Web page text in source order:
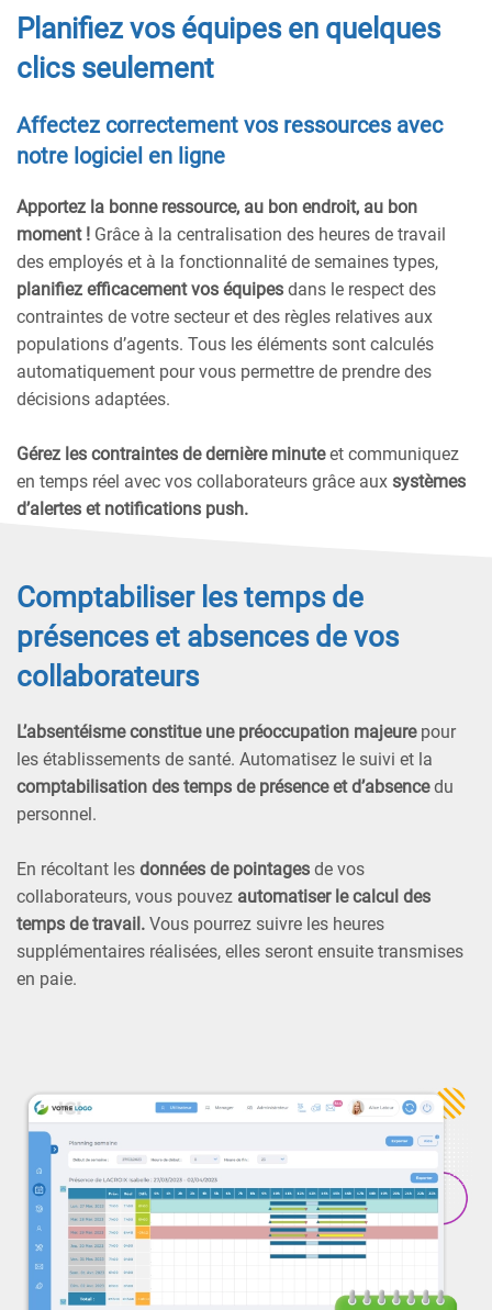
Planifiez vos équipes en quelques
clics seulement
Affectez correctement vos ressources avec
notre logiciel en ligne
Apportez la bonne ressource, au bon endroit, au bon
moment ! Grâce à la centralisation des heures de travail
des employés et à la fonctionnalité de semaines types,
planifiez efficacement vos équipes dans le respect des
contraintes de votre secteur et des règles relatives aux
populations d’agents. Tous les éléments sont calculés
automatiquement pour vous permettre de prendre des
décisions adaptées.
Gérez les contraintes de dernière minuteet communiquez
en temps réel avec vos collaborateurs grâce aux systèmes
d’alertes et notifications push.
Comptabiliser les temps de
présences et absences de vos
collaborateurs
L’absentéisme constitue une préoccupation majeurepour
les établissements de santé. Automatisez le suivi et la
comptabilisation des temps de présence et d’absencedu
personnel.
En récoltant les données de pointages de vos
collaborateurs, vous pouvez automatiser le calcul des
temps de travail. Vous pourrez suivre les heures
supplémentaires réalisées, elles seront ensuite transmises
en paie.